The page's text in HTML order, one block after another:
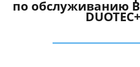
по обслуживанию
DUOTEC+